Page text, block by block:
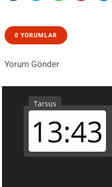
0 YORUMLAR
Yorum Gönder